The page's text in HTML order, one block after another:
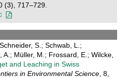
(3), 717–729.
S.; Schwab, L.;
A.; Müller, M.; Frossard, E.; Wilcke,
and Leaching in Swiss
in Environmental Science, 8,